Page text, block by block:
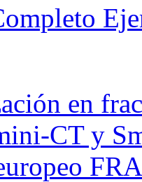
en
CT y